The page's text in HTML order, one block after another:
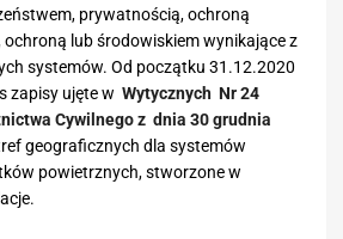
prywatnością, ochroną
lub środowiskiem wynikające z
systemów. Od początku 31.12.2020
zapisy ujęte w Wytycznych Nr 24
Cywilnego z dnia 30 grudnia
geograficznych dla systemów
powietrznych, stworzone w